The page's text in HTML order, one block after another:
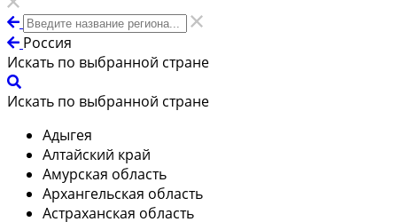
Россия
Искать по выбранной стране
Искать по выбранной стране
Адыгея
Алтайский край
Амурская область
Архангельская область
Астраханская область